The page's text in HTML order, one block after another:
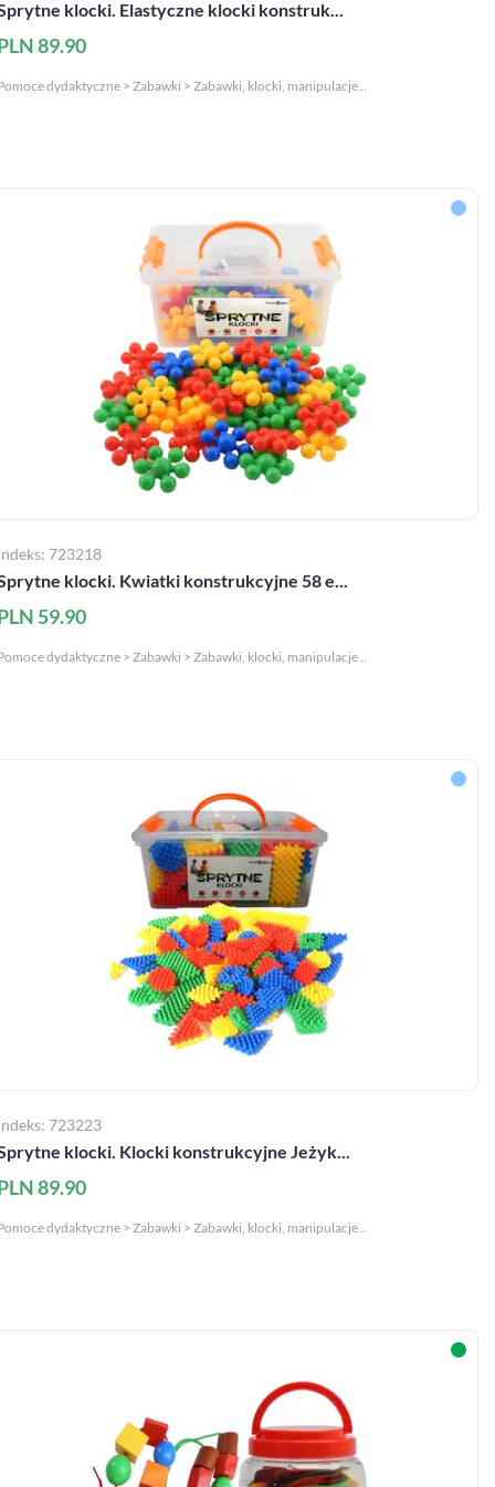
klocki. Elastyczne klocki konstruk...
89.90
dydaktyczne > Zabawki > Zabawki, klocki, manipulacje ..
723218
klocki. Kwiatki konstrukcyjne 58 e...
59.90
dydaktyczne > Zabawki > Zabawki, klocki, manipulacje ..
723223
klocki. Klocki konstrukcyjne Jeżyk...
89.90
dydaktyczne > Zabawki > Zabawki, klocki, manipulacje ..